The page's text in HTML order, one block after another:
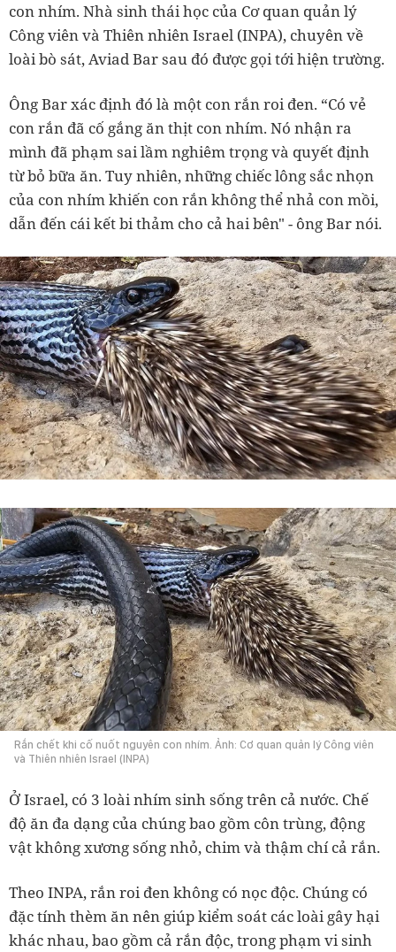
con nhím. Nhà sinh thái học của Cơ quan quản lý
Công viên và Thiên nhiên Israel (INPA), chuyên về
loài bò sát, Aviad Bar sau đó được gọi tới hiện trường.
Ông Bar xác định đó là một con rắn roi đen. “Có vẻ
con rắn đã cố gắng ăn thịt con nhím. Nó nhận ra
mình đã phạm sai lầm nghiêm trọng và quyết định
từ bỏ bữa ăn. Tuy nhiên, những chiếc lông sắc nhọn
của con nhím khiến con rắn không thể nhả con mồi,
dẫn đến cái kết bi thảm cho cả hai bên" - ông Bar nói.
Rắn chết khi cố nuốt nguyên con nhím. Ảnh: Cơ quan quản lý Công viên
và Thiên nhiên Israel (INPA)
Ở Israel, có 3 loài nhím sinh sống trên cả nước. Chế
độ ăn đa dạng của chúng bao gồm côn trùng, động
vật không xương sống nhỏ, chim và thậm chí cả rắn.
Theo INPA, rắn roi đen không có nọc độc. Chúng có
đặc tính thèm ăn nên giúp kiểm soát các loài gây hại
khác nhau, bao gồm cả rắn độc, trong phạm vi sinh